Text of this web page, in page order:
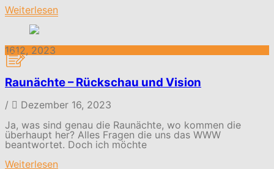
Weiterlesen
1612, 2023
Raunächte – Rückschau und Vision
/
Dezember 16, 2023
Ja, was sind genau die Raunächte, wo kommen die
überhaupt her? Alles Fragen die uns das WWW
beantwortet. Doch ich möchte
Weiterlesen